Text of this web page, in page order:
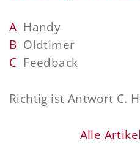
A Handy
B Oldtimer
C Feedback
Richtig ist Antwort C.
Alle